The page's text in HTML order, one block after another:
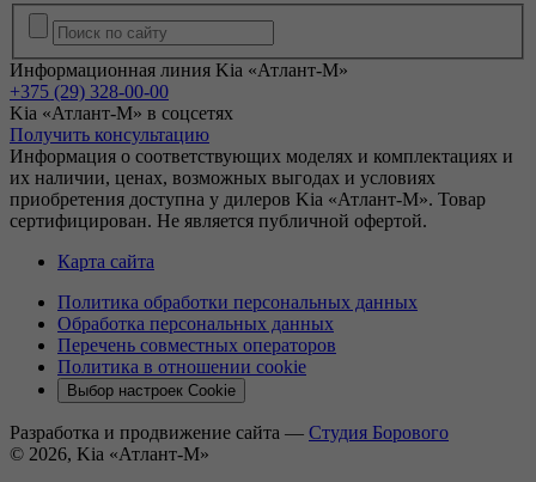
Информационная линия Kia «Атлант-М»
+375 (29) 328-00-00
Kia «Атлант-М» в соцсетях
Получить консультацию
Информация о соответствующих моделях и комплектациях и
их наличии, ценах, возможных выгодах и условиях
приобретения доступна у дилеров Kia «Атлант-М». Товар
сертифицирован. Не является публичной офертой.
Карта сайта
Политика обработки персональных данных
Обработка персональных данных
Перечень совместных операторов
Политика в отношении cookie
Выбор настроек Cookie
Разработка и продвижение сайта — Студия Борового
© 2026, Kia «Атлант-М»